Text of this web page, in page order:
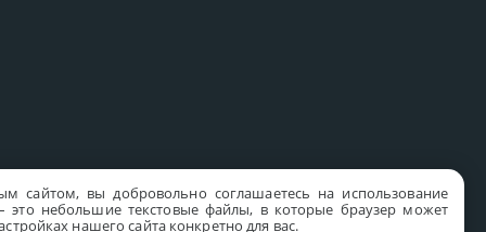
сайтом, вы добровольно соглашаетесь на использование
это небольшие текстовые файлы, в которые браузер может
нашего сайта конкретно для вас.